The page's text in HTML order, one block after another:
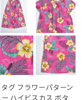
グ フラワーパターン
ハイビスカス ボタ